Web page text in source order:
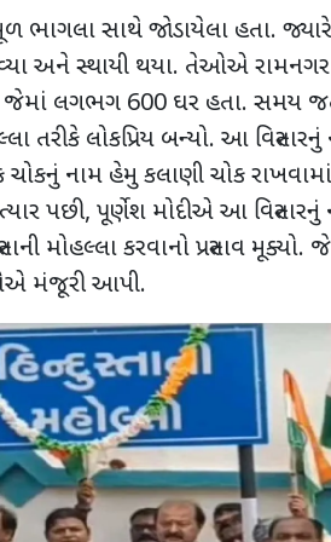
ભાગલા સાથે જોડાયેલા હતા.
અને સ્થાયી થયા. તેઓએ
જેમાં લગભગ 600 ઘર હતા. સમય
તરીકે લોકપ્રિય બન્યો. આ
નામ હેમુ કલાણી ચોક
પછી, પૂર્ણેશ મોદીએ આ વિસ્તારનું
મોહલ્લા કરવાનો પ્રસ્તાવ
મંજૂરી આપી.